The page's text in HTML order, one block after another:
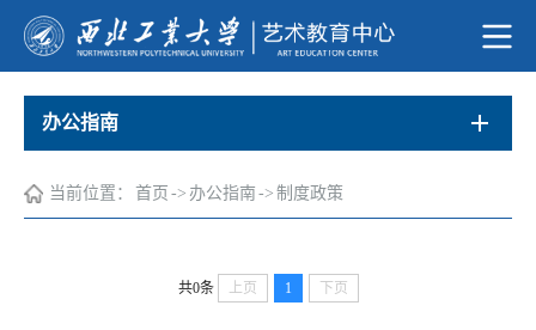
办公指南
当前位置： 首页 -> 办公指南 -> 制度政策
共0条 上页 1 下页